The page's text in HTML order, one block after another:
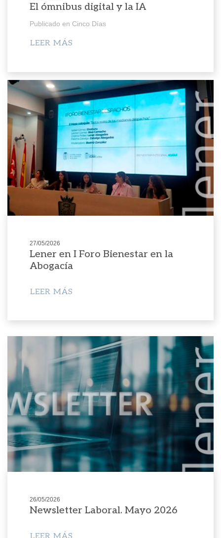
El ómnibus digital y la IA
Publicado en Cinco Días
LEER MÁS
27/05/2026
Lener en I Foro Bienestar en la
Abogacía
LEER MÁS
26/05/2026
Newsletter Laboral. Mayo 2026